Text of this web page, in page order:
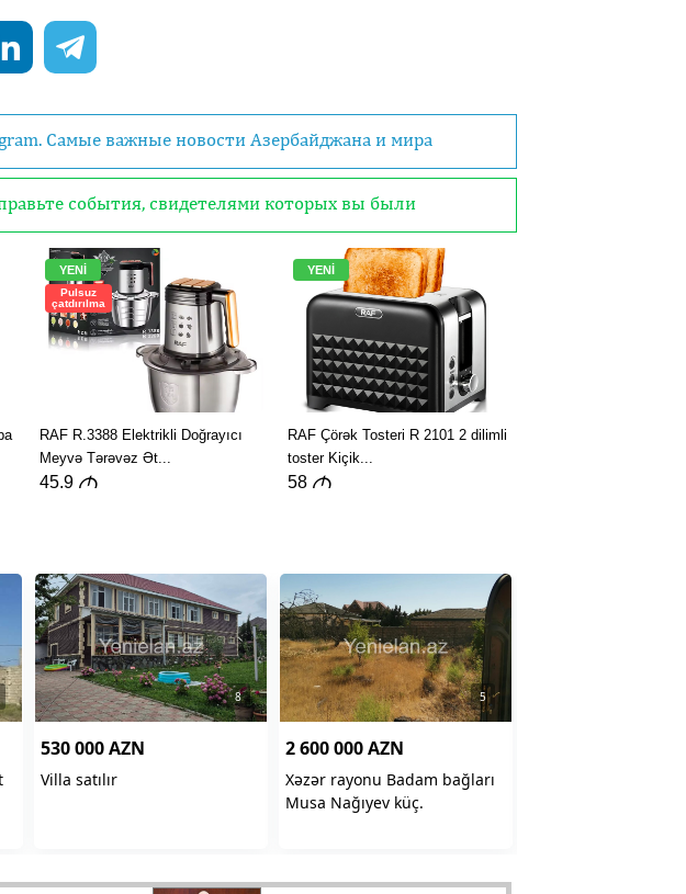
Самые важные новости Азербайджана и мира
события, свидетелями которых вы были